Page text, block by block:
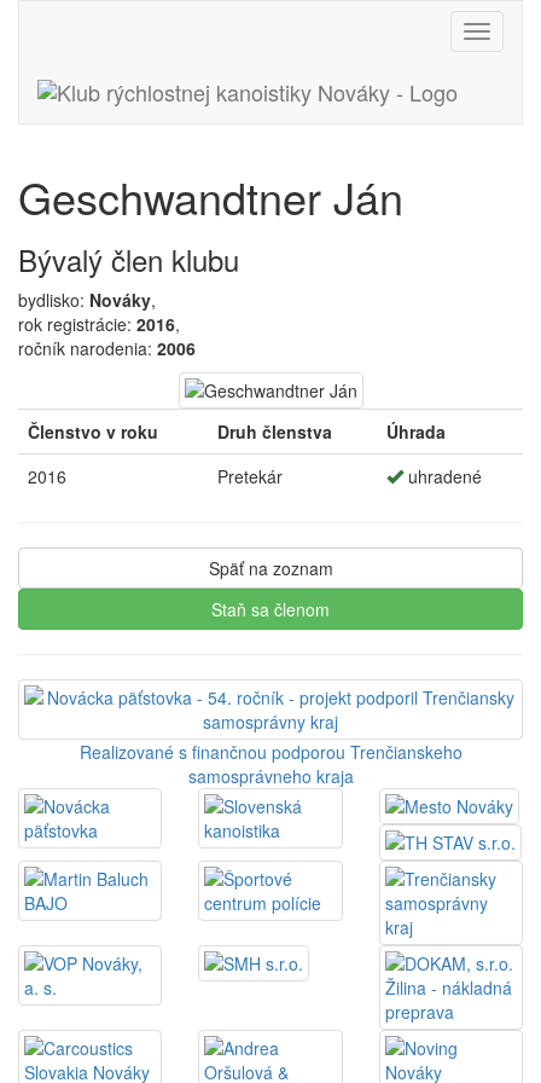
Toggle
Geschwandtner Ján
Bývalý člen klubu
bydlisko: Nováky,
rok registrácie: 2016,
ročník narodenia: 2006
Členstvo v roku Druh členstva
Úhrada
2016
Pretekár uhradené
Späť na zoznam
Staň sa členom
Realizované s finančnou podporou Trenčianskeho
samosprávneho kraja